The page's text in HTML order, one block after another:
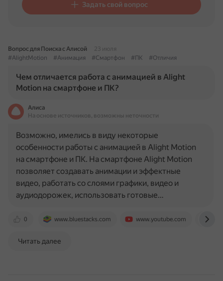
Задать свой вопрос
Вопрос для Поиска с Алисой
23 июля
#AlightMotion
#Анимация #Смартфон #ПК #Отличия
Чем отличается работа с анимацией в Alight
Motion на смартфоне и ПК?
Алиса
На основе источников, возможны неточности
0 www.bluestacks.com www.youtube.com
Возможно, имелись в виду некоторые
особенности работы с анимацией в Alight Motion
на смартфоне и ПК. На смартфоне Alight Motion
позволяет создавать анимации и эффектные
видео, работать со слоями графики, видео и
аудиодорожек, использовать готовые…
Читать далее